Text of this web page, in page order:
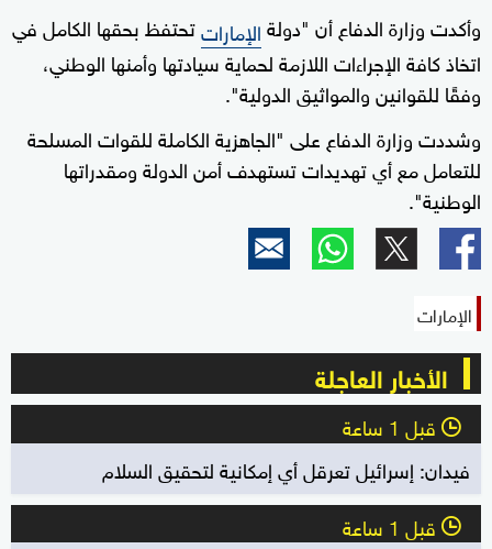
وأكدت وزارة الدفاع أن "دولةالإماراتتحتفظ بحقها الكامل في
اتخاذ كافة الإجراءات اللازمة لحماية سيادتها وأمنها الوطني،
وفقًا للقوانين والمواثيق الدولية".
وشددت وزارة الدفاع على "الجاهزية الكاملة للقوات المسلحة
للتعامل مع أي تهديدات تستهدف أمن الدولة ومقدراتها
الوطنية".
الإمارات
الأخبار العاجلة
l قبل 1 ساعة
فيدان: إسرائيل تعرقل أي إمكانية لتحقيق السلام
l قبل 1 ساعة